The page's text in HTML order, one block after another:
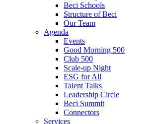
Beci Schools
Structure of Beci
Our Team
Agenda
Events
Good Morning 500
Club 500
Scale-up Night
ESG for All
Talent Talks
Leadership Circle
Beci Summit
Connectors
Services